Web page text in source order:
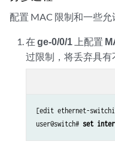
配置 MAC 限制和一些允
在ge-0/0/1 上配置
过限制，将丢弃具有
[edit ethernet-
user@switch# set